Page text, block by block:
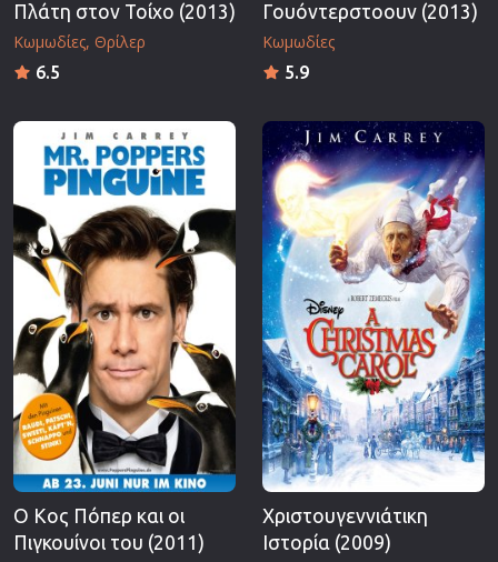
Πλάτη στον Τοίχο (2013)
Κωμωδίες Θρίλερ
6.5
Γουόντερστοουν (2013)
Κωμωδίες
5.9
Ο Κος Πόπερ και οι
Πιγκουίνοι του (2011)
Χριστουγεννιάτικη
Ιστορία (2009)